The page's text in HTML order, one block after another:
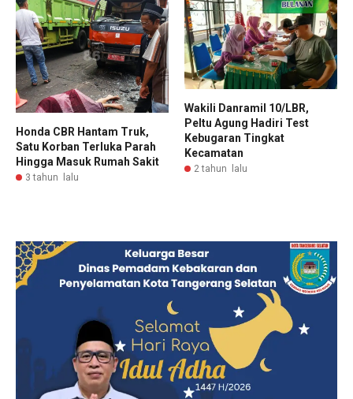
Honda CBR Hantam Truk,
Satu Korban Terluka Parah
Hingga Masuk Rumah Sakit
3 tahun lalu
Wakili Danramil 10/LBR,
Peltu Agung Hadiri Test
Kebugaran Tingkat
Kecamatan
2 tahun lalu